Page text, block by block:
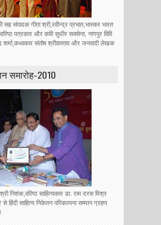
संपादक गीता श्री,रवीन्द्र प्रभात,भास्कर भारत
पत्रकार और कवि सुधीर सक्सेना, नागपुर विवि
शर्मा,कथाकार संतोष श्रीवास्तव और जनवादी लेखक
समारोह-2010
निशंक,वरिष्ठ साहित्यकार डा. राम दरस मिश्र
साहित्य निकेतन परिकल्पना सम्मान ग्रहण